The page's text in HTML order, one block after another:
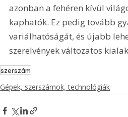
azonban a fehéren kívül
kaphatók. Ez pedig tovább
variálhatóságát, és újabb
szerelvények változatos
szerszám
Gépek, szerszámok, technológiák